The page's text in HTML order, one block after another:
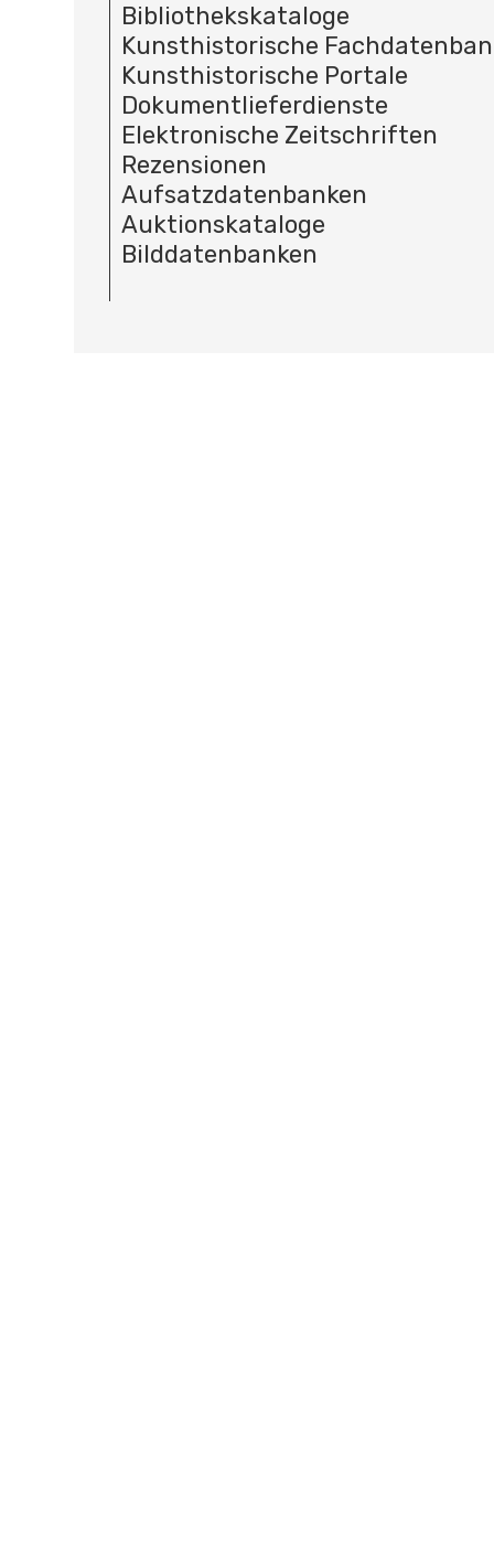
Bibliothekskataloge
Kunsthistorische
Kunsthistorische Portale
Dokumentlieferdienste
Elektronische Zeitschriften
Rezensionen
Aufsatzdatenbanken
Auktionskataloge
Bilddatenbanken